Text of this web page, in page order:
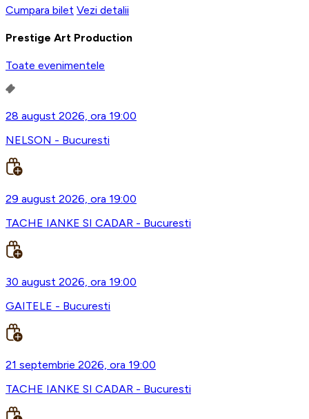
Cumpara bilet Vezi detalii
Prestige Art Production
Toate evenimentele
28 august 2026, ora 19:00
NELSON - Bucuresti
29 august 2026, ora 19:00
TACHE IANKE SI CADAR - Bucuresti
30 august 2026, ora 19:00
GAITELE - Bucuresti
21 septembrie 2026, ora 19:00
TACHE IANKE SI CADAR - Bucuresti